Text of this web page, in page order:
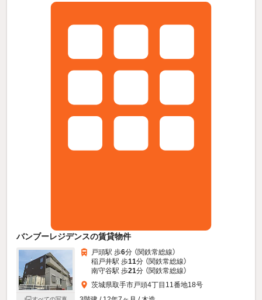
バンブーレジデンスの賃貸物件
戸頭駅 歩6分 （関鉄常総線）
稲戸井駅 歩11分 （関鉄常総線）
南守谷駅 歩21分 （関鉄常総線）
茨城県取手市戸頭4丁目11番地18号